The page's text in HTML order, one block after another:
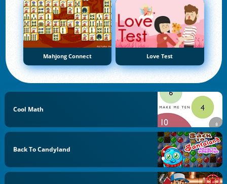
Mahjong Connect Love Test
Cool Math
Back To Candyland